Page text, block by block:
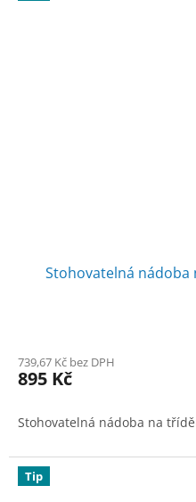
Stohovatelná
739,67 Kč bez DPH
895 Kč
Stohovatelná nádoba na
Tip